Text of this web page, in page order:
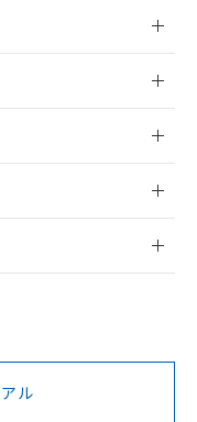
に、以下を必ずお読
ル
ておりま